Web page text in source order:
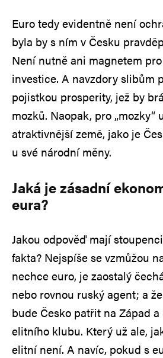
Euro tedy evidentně není
byla by s ním v Česku
Není nutně ani magnetem
investice. A navzdory slibům
pojistkou prosperity, jež by
mozků. Naopak, pro „mozky“
atraktivnější země, jako je
u své národní měny.
Jaká je zásadní
eura?
Jakou odpověď mají
fakta? Nejspíše se vzmůžou
nechce euro, je zaostalý
nebo rovnou ruský agent; a
bude Česko patřit na Západ
elitního klubu. Který už ale,
elitní není. A navíc, pokud s